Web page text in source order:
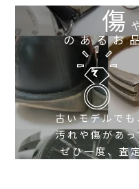
傷
のあるお
古いモデルで
汚れや傷があ
ぜひ一度、査